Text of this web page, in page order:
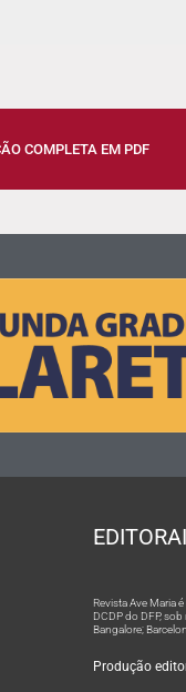
COMPLETA EM PDF
EDITORA
Revista Ave Maria
DCDP do DFP,
Bangalore;
Produção